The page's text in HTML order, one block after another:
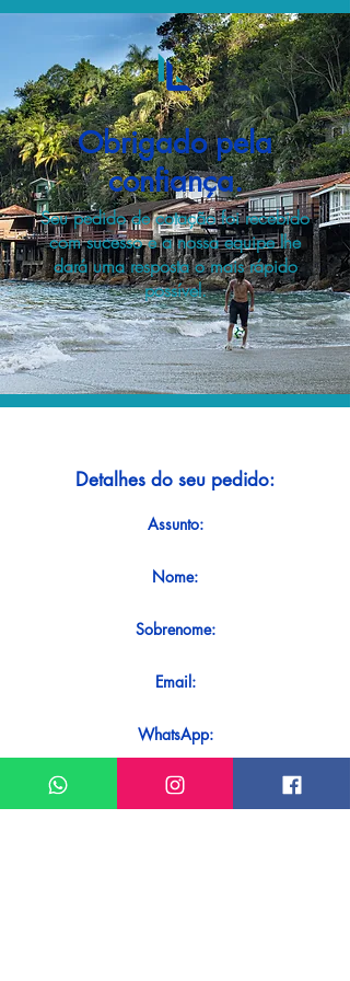
Obrigado pela
confiança.
Seu pedido de cotação foi recebido
com sucesso e a nossa equipe lhe
dará uma resposta o mais rápido
possível.
Detalhes do seu pedido:
Assunto:
Nome:
Sobrenome:
Email:
WhatsApp:
Mensagem: